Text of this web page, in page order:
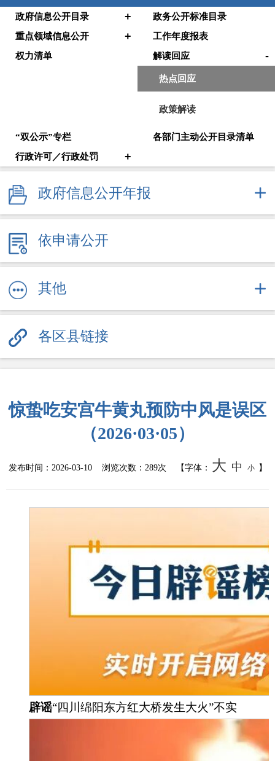
政府信息公开目录 +
政务公开标准目录
重点领域信息公开
+
工作年度报表
权力清单
解读回应 -
热点回应
政策解读
“双公示”专栏
各部门主动公开目录清单
行政许可／行政处罚
+
政府信息公开年报
依申请公开
其他
各区县链接
惊蛰吃安宫牛黄丸预防中风是误区
（2026·03·05）
发布时间： 2026-03-10浏览次数： 289次 【字体： 大 中 小 】
辟谣“四川绵阳东方红大桥发生大火”不实